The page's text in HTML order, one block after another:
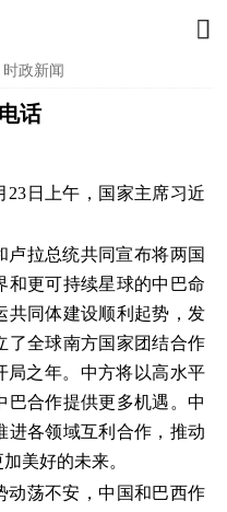

时政新闻
话
日上午，国家主席习近
卢拉总统共同宣布将两国
和更可持续星球的中巴命
共同体建设顺利起势，发
了全球南方国家团结合作
局之年。中方将以高水平
巴合作提供更多机遇。中
进各领域互利合作，推动
美好的未来。
动荡不安，中国和巴西作